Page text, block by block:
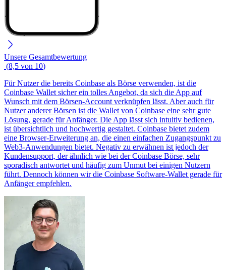
Unsere Gesamtbewertung
(8,5 von 10)
Für Nutzer die bereits Coinbase als Börse verwenden, ist die
Coinbase Wallet sicher ein tolles Angebot, da sich die App auf
Wunsch mit dem Börsen-Account verknüpfen lässt. Aber auch für
Nutzer anderer Börsen ist die Wallet von Coinbase eine sehr gute
Lösung, gerade für Anfänger. Die App lässt sich intuitiv bedienen,
ist übersichtlich und hochwertig gestaltet. Coinbase bietet zudem
eine Browser-Erweiterung an, die einen einfachen Zugangspunkt zu
Web3-Anwendungen bietet. Negativ zu erwähnen ist jedoch der
Kundensupport, der ähnlich wie bei der Coinbase Börse, sehr
sporadisch antwortet und häufig zum Unmut bei einigen Nutzern
führt. Dennoch können wir die Coinbase Software-Wallet gerade für
Anfänger empfehlen.